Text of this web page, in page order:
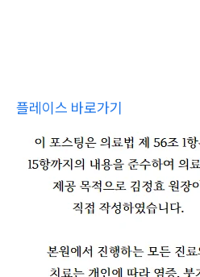
플레이스 바로가기